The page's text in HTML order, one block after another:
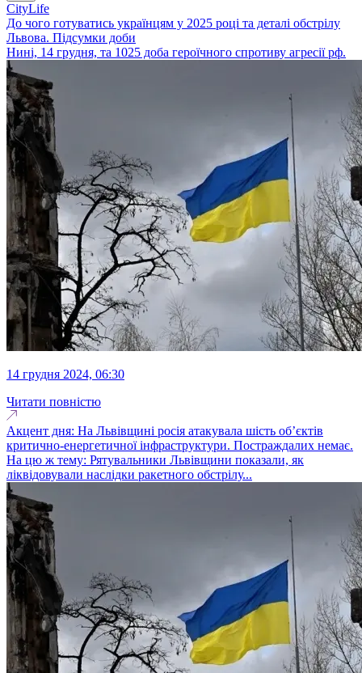
CityLife
До чого готуватись українцям у 2025 році та деталі обстрілу
Львова. Підсумки доби
Нині, 14 грудня, та 1025 доба героїчного спротиву агресії рф.
14 грудня 2024, 06:30
Читати повністю
Акцент дня: На Львівщині росія атакувала шість об’єктів
критично-енергетичної інфраструктури. Постраждалих немає.
На цю ж тему: Рятувальники Львівщини показали, як
ліквідовували наслідки ракетного обстрілу...